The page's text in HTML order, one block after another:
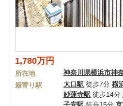
1,780万円
所在地 神奈川県横浜市神
最寄り駅
大口駅 徒歩7分 横
妙蓮寺駅 徒歩14分